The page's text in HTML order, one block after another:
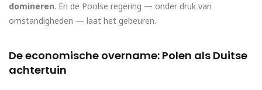
domineren. En de Poolse regering — onder druk van
omstandigheden — laat het gebeuren.
De economische overname: Polen als Duitse
achtertuin